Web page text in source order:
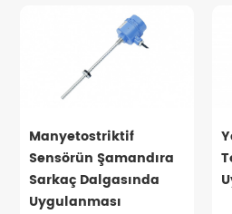
Manyetostriktif
Sensörün Şamandıra
Sarkaç Dalgasında
Uygulanması